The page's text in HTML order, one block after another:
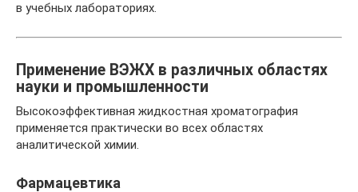
в учебных лабораториях.
Применение ВЭЖХ в различных областях
науки и промышленности
Высокоэффективная жидкостная хроматография
применяется практически во всех областях
аналитической химии.
Фармацевтика